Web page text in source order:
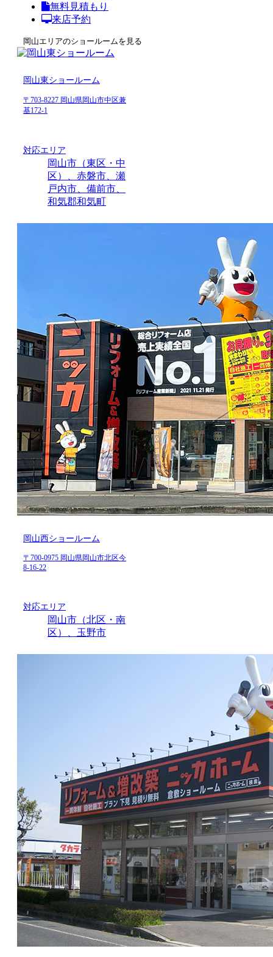
無料見積もり
来店予約
岡山エリアのショールームを見る
岡山東ショールーム
〒703-8227 岡山県岡山市中区兼
基172-1
対応エリア
岡山市（東区・中
区）、赤磐市、瀬
戸内市、備前市、
和気郡和気町
岡山西ショールーム
〒700-0975 岡山県岡山市北区今
8-16-22
対応エリア
岡山市（北区・南
区）、玉野市